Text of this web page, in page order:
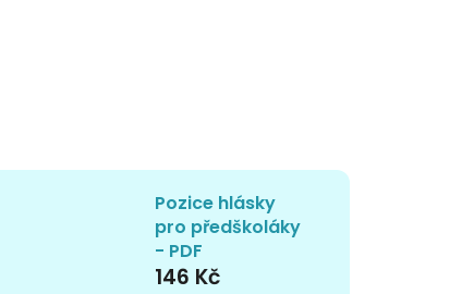
Pozice hlásky
pro předškoláky
- PDF
146 Kč